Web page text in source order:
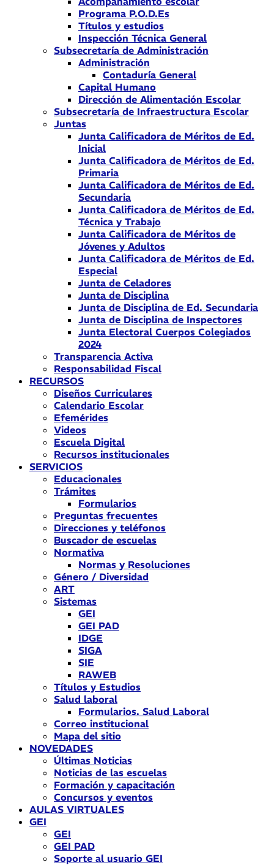
Programa P.O.D.Es
Títulos y estudios
Inspección Técnica General
Subsecretaría de Administración
Administración
Contaduría General
Capital Humano
Dirección de Alimentación Escolar
Subsecretaría de Infraestructura Escolar
Juntas
Junta Calificadora de Méritos de Ed.
Inicial
Junta Calificadora de Méritos de Ed.
Primaria
Junta Calificadora de Méritos de Ed.
Secundaria
Junta Calificadora de Méritos de Ed.
Técnica y Trabajo
Junta Calificadora de Méritos de
Jóvenes y Adultos
Junta Calificadora de Méritos de Ed.
Especial
Junta de Celadores
Junta de Disciplina
Junta de Disciplina de Ed. Secundaria
Junta de Disciplina de Inspectores
Junta Electoral Cuerpos Colegiados
2024
Transparencia Activa
Responsabilidad Fiscal
RECURSOS
Diseños Curriculares
Calendario Escolar
Efemérides
Videos
Escuela Digital
Recursos institucionales
SERVICIOS
Educacionales
Trámites
Formularios
Preguntas frecuentes
Direcciones y teléfonos
Buscador de escuelas
Normativa
Normas y Resoluciones
Género / Diversidad
ART
Sistemas
GEI
GEI PAD
IDGE
SIGA
SIE
RAWEB
Títulos y Estudios
Salud laboral
Formularios. Salud Laboral
Correo institucional
Mapa del sitio
NOVEDADES
Últimas Noticias
Noticias de las escuelas
Formación y capacitación
Concursos y eventos
AULAS VIRTUALES
GEI
GEI
GEI PAD
Soporte al usuario GEI